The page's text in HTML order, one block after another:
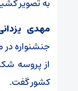
به تصویر
مهدی
جنشنواره
از پروسه
کشور گفت.